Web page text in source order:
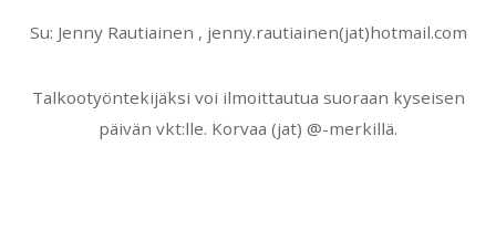
Su: Jenny Rautiainen , jenny.rautiainen(jat)hotmail.com
Talkootyöntekijäksi voi ilmoittautua suoraan kyseisen
päivän vkt:lle. Korvaa (jat) @-merkillä.